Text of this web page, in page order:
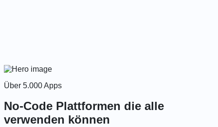
Über 5.000 Apps
No-Code Plattformen die alle
verwenden können